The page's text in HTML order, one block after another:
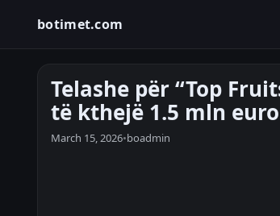
botimet.com
Telashe për “Top
të kthejë 1.5 mln euro
March 15, 2026•boadmin